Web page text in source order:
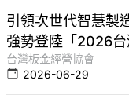
引領次世代智慧製
強勢登陸「2026台
台灣板金經營協會
2026-06-29